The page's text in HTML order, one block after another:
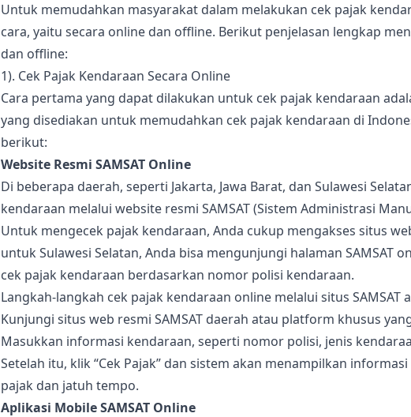
Untuk memudahkan masyarakat dalam melakukan cek pajak
cara, yaitu secara online dan offline. Berikut penjelasan lengkap
dan offline:
1). Cek Pajak Kendaraan Secara Online
Cara pertama yang dapat dilakukan untuk cek pajak kendaraan
yang disediakan untuk memudahkan cek pajak kendaraan di
berikut:
Website Resmi SAMSAT Online
Di beberapa daerah, seperti Jakarta, Jawa Barat, dan Sulawesi
kendaraan melalui website resmi SAMSAT (Sistem Administrasi
Untuk mengecek pajak kendaraan, Anda cukup mengakses situs
untuk Sulawesi Selatan, Anda bisa mengunjungi halaman SAMSAT
cek pajak kendaraan berdasarkan nomor polisi kendaraan.
Langkah-langkah cek pajak kendaraan online melalui situs SAMSAT
Kunjungi situs web resmi SAMSAT daerah atau platform khusus
Masukkan informasi kendaraan, seperti nomor polisi, jenis
Setelah itu, klik “Cek Pajak” dan sistem akan menampilkan
pajak dan jatuh tempo.
Aplikasi Mobile SAMSAT Online